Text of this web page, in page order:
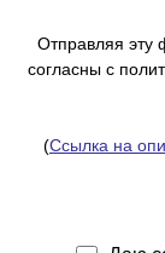
Отправляя эту
согласны с
(Ссылка на